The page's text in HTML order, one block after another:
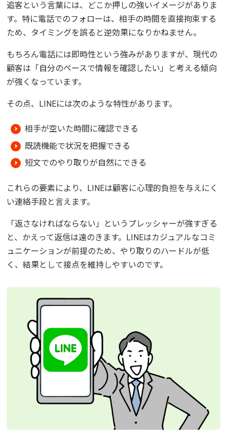
追客という言葉には、どこか押しの強いイメージがありま
す。特に電話でのフォローは、相手の時間を直接拘束する
ため、タイミングを誤ると逆効果になりかねません。
もちろん電話には即時性という強みがありますが、現代の
顧客は「自分のペースで情報を確認したい」と考える傾向
が強くなっています。
その点、LINEには次のような特性があります。
相手が空いた時間に確認できる
既読機能で状況を把握できる
短文でのやり取りが自然にできる
これらの要素により、LINEは顧客に心理的負担を与えにく
い連絡手段と言えます。
「返さなければならない」というプレッシャーが強すぎる
と、かえって返信は遠のきます。LINEはカジュアルなコミ
ュニケーションが前提のため、やり取りのハードルが低
く、結果として接点を維持しやすいのです。